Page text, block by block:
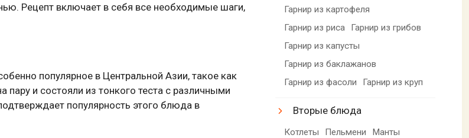
Рецепт включает в себя все необходимые шаги,
популярное в Центральной Азии, такое как
пару и состояли из тонкого теста с различными
популярность этого блюда в
Гарнир из картофеля
Гарнир из риса
Гарнир из грибов
Гарнир из капусты
Гарнир из баклажанов
Гарнир из фасоли
Гарнир из круп
Вторые блюда
Котлеты Пельмени
Манты